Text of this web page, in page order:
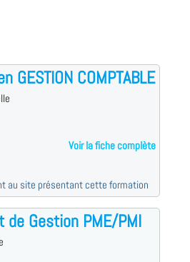
GESTION COMPTABLE
Voir la fiche complète
au site présentant cette formation
de Gestion PME/PMI